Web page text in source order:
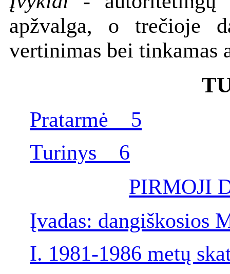
apžvalga, o trečioje
vertinimas bei tinkamas
Pratarmė 5
Turinys 6
PIRMOJI
Įvadas:
I. 1981-1986 metų